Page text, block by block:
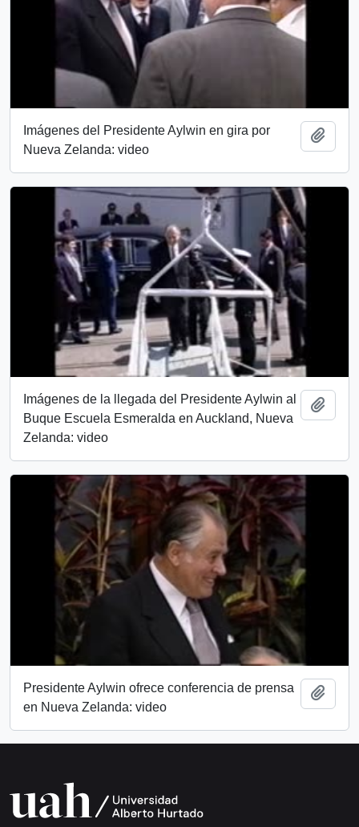
Imágenes del Presidente Aylwin en gira por
Nueva Zelanda: video
Imágenes de la llegada del Presidente Aylwin al
Buque Escuela Esmeralda en Auckland, Nueva
Zelanda: video
Presidente Aylwin ofrece conferencia de prensa
en Nueva Zelanda: video